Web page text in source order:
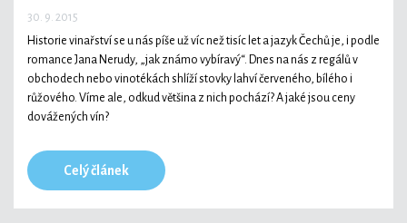
30. 9. 2015
Historie vinařství se u nás píše už víc než tisíc let a jazyk Čechů je, i podle
romance Jana Nerudy, „jak známo vybíravý“. Dnes na nás z regálů v
obchodech nebo vinotékách shlíží stovky lahví červeného, bílého i
růžového. Víme ale, odkud většina z nich pochází? A jaké jsou ceny
dovážených vín?
Celý článek